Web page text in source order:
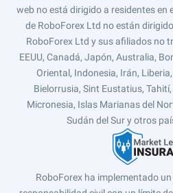
web no está dirigido a residentes en
de RoboForex Ltd no están
RoboForex Ltd y sus afiliados no
EEUU, Canadá, Japón, Australia,
Oriental, Indonesia, Irán,
Bielorrusia, Sint Eustatius,
Micronesia, Islas Marianas del
Sudán del Sur y otros
RoboForex ha implementado